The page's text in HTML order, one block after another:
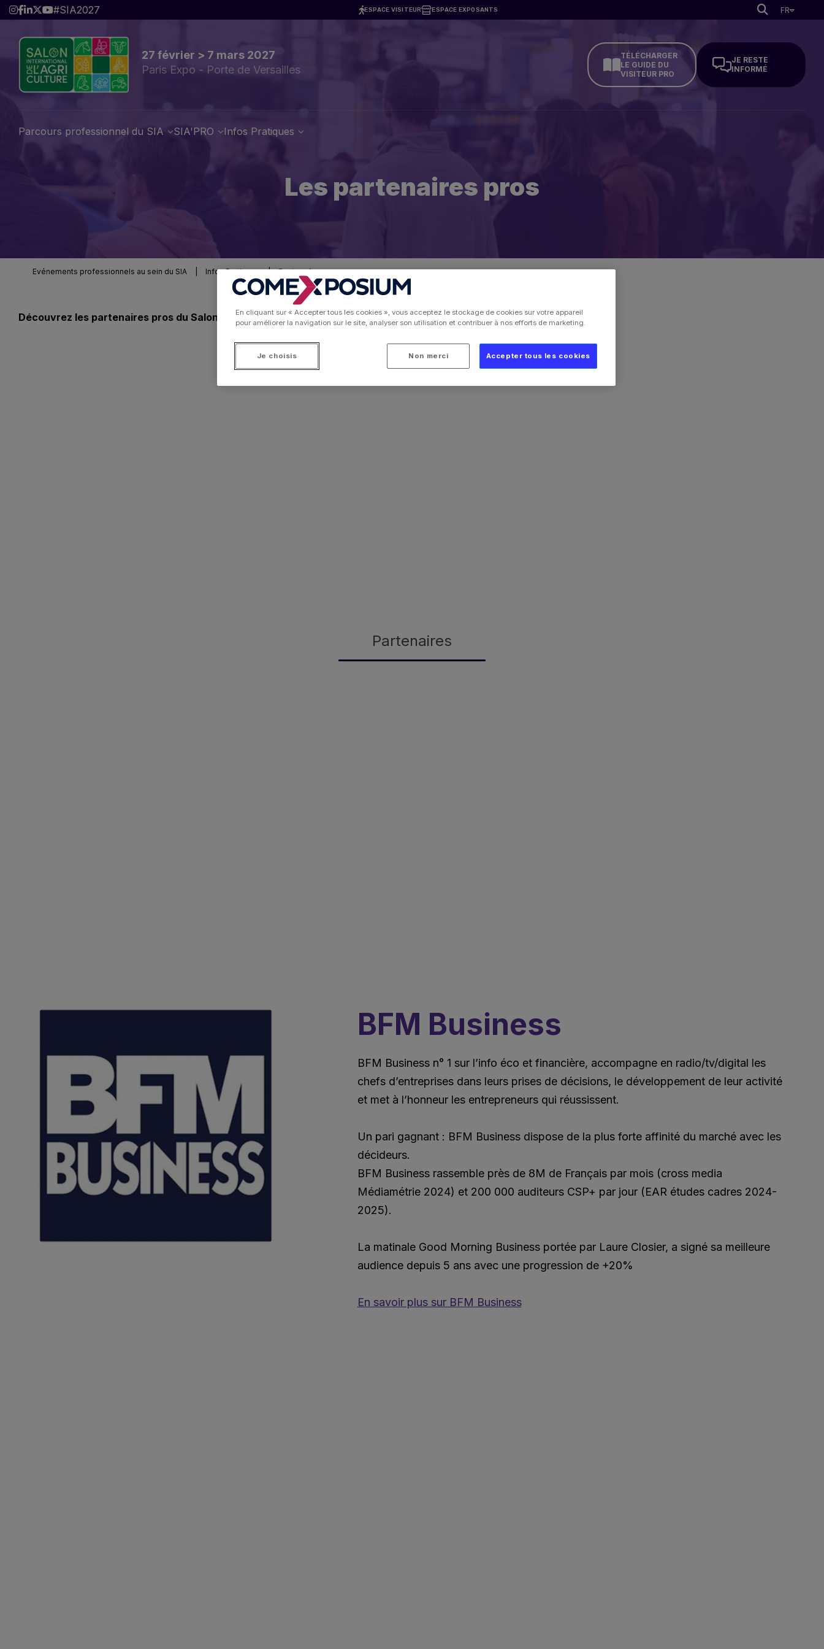
#SIA2027 ESPACE VISITEUR ESPACE EXPOSANTS FR
27 février > 7 mars 2027
Paris Expo - Porte de Versailles
TÉLÉCHARGER
LE GUIDE DU
VISITEUR PRO
JE RESTE
INFORMÉ
Parcours professionnel du SIA SIA'PRO Infos Pratiques
Les partenaires pros
Evénements professionnels au sein du SIA Infos Pratiques | Partenaires pros
Découvrez les partenaires pros du Salon International de l'Agriculture 2026
Partenaires
BFM Business
BFM Business n° 1 sur l’info éco et financière, accompagne en radio/tv/digital les
chefs d’entreprises dans leurs prises de décisions, le développement de leur activité
et met à l’honneur les entrepreneurs qui réussissent.
Un pari gagnant : BFM Business dispose de la plus forte affinité du marché avec les
décideurs.
BFM Business rassemble près de 8M de Français par mois (cross media
Médiamétrie 2024) et 200 000 auditeurs CSP+ par jour (EAR études cadres 2024-
2025).
La matinale Good Morning Business portée par Laure Closier, a signé sa meilleure
audience depuis 5 ans avec une progression de +20%
En savoir plus sur BFM Business
En cliquant sur « Accepter tous les cookies », vous acceptez le stockage de cookies sur votre appareil
pour améliorer la navigation sur le site, analyser son utilisation et contribuer à nos efforts de marketing.
Je choisis Non merci Accepter tous les cookies